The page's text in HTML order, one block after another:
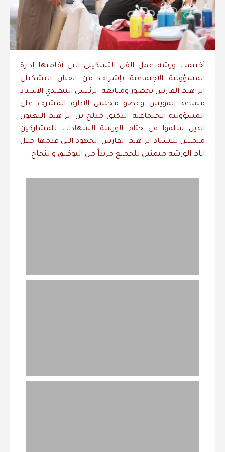
أختتمت ورشة عمل الفن التشكيلي التي أقامتها إدارة
المسؤولية الاجتماعية بإشراف من الفنان التشكيلي
ابراهيم الفارس بحضور ومتابعة الرئيس التنفيذي الأستاذ
مساعد المويس وعضو مجلس الإدارة المشرف على
المسؤولية الاجتماعية الدكتور مدلج بن ابراهيم اللعبون
الذين سلموا في ختام الورشة الشهادات للمشاركين
مثمنين للاستاذ ابراهيم الفارس الجهود التي قدمها خلال
ايام الورشة متمنين للجميع مزيداً من التوفيق والنجاح